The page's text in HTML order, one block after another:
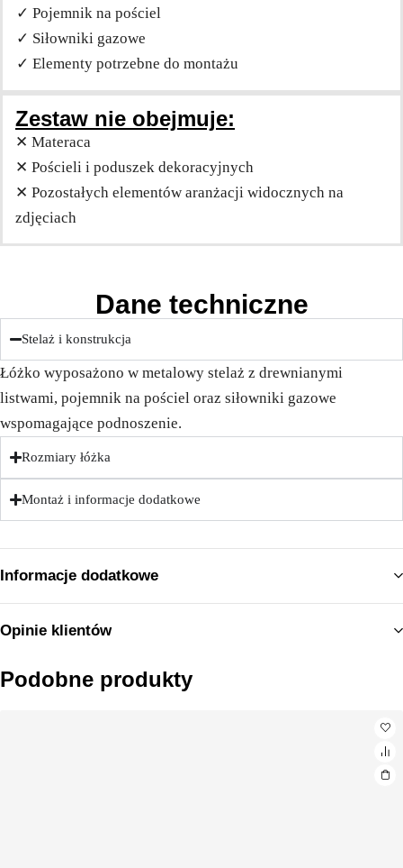
✓ Pojemnik na pościel
✓ Siłowniki gazowe
✓ Elementy potrzebne do montażu
Zestaw nie obejmuje:
✕ Materaca
✕ Pościeli i poduszek dekoracyjnych
✕ Pozostałych elementów aranżacji widocznych na
zdjęciach
Dane techniczne
Stelaż i konstrukcja
Łóżko wyposażono w metalowy stelaż z drewnianymi
listwami, pojemnik na pościel oraz siłowniki gazowe
wspomagające podnoszenie.
Rozmiary łóżka
Montaż i informacje dodatkowe
Informacje dodatkowe
Opinie klientów
Podobne produkty